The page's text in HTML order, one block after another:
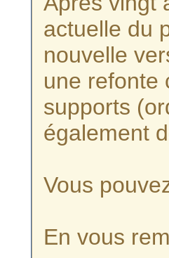
actuelle du
nouvelle
une refonte
supports
également
Vous
En vous